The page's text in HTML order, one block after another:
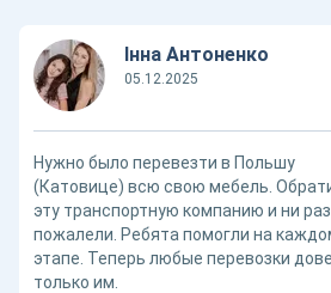
Інна Антоненко
05.12.2025
Нужно было перевезти в Польшу
(Катовице) всю свою мебель.
эту транспортную компанию и ни
пожалели. Ребята помогли на
этапе. Теперь любые перевозки
только им.